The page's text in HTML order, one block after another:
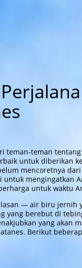
teman-teman
untuk diberikan
mencoretnya
mengingatkan
untuk waktu
— air biru jernih
yang berebut di
yang akan
Berikut